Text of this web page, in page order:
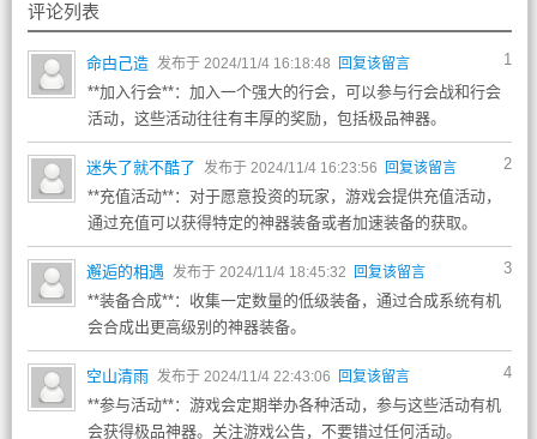
评论列表
1
命甴己造 发布于 2024/11/4 16:18:48 回复该留言
**加入行会**：加入一个强大的行会，可以参与行会战和行会
活动，这些活动往往有丰厚的奖励，包括极品神器。
2
迷失了就不酷了 发布于 2024/11/4 16:23:56 回复该留言
**充值活动**：对于愿意投资的玩家，游戏会提供充值活动，
通过充值可以获得特定的神器装备或者加速装备的获取。
3
邂逅的相遇 发布于 2024/11/4 18:45:32 回复该留言
**装备合成**：收集一定数量的低级装备，通过合成系统有机
会合成出更高级别的神器装备。
4
空山清雨 发布于 2024/11/4 22:43:06 回复该留言
**参与活动**：游戏会定期举办各种活动，参与这些活动有机
会获得极品神器。关注游戏公告，不要错过任何活动。